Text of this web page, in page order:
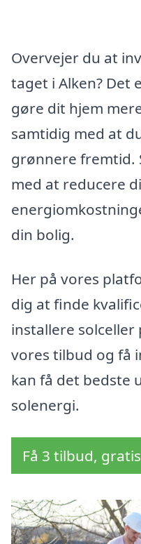
Overvejer du at
taget i Alken? Det
gøre dit hjem
samtidig med at
grønnere fremtid.
med at reducere
din bolig.
Her på vores
dig at finde
installere
vores tilbud og få
kan få det bedste
solenergi.
Få 3 tilbud,